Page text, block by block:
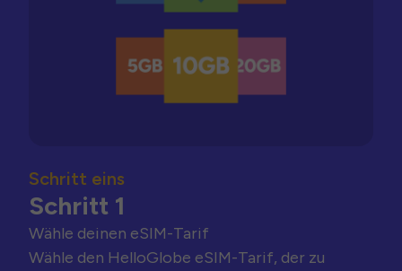
Schritt eins
Schritt 1
Wähle deinen eSIM-Tarif
Wähle den HelloGlobe eSIM-Tarif, der zu